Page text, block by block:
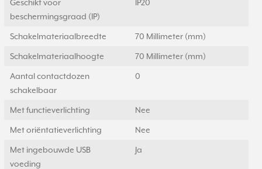
Geschikt voor
beschermingsgraad (IP)
IP20
Schakelmateriaalbreedte 70 Millimeter (mm)
Schakelmateriaalhoogte 70 Millimeter (mm)
Aantal contactdozen
schakelbaar
0
Met functieverlichting Nee
Met oriëntatieverlichting Nee
Met ingebouwde USB
voeding
Ja